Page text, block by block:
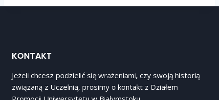
KONTAKT
Jeżeli chcesz podzielić się wrażeniami, czy swoją historią
związaną z Uczelnią, prosimy o kontakt z Działem